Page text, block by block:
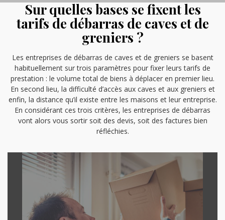
Sur quelles bases se fixent les
tarifs de débarras de caves et de
greniers ?
Les entreprises de débarras de caves et de greniers se basent
habituellement sur trois paramètres pour fixer leurs tarifs de
prestation : le volume total de biens à déplacer en premier lieu.
En second lieu, la difficulté d’accès aux caves et aux greniers et
enfin, la distance qu’il existe entre les maisons et leur entreprise.
En considérant ces trois critères, les entreprises de débarras
vont alors vous sortir soit des devis, soit des factures bien
réfléchies.